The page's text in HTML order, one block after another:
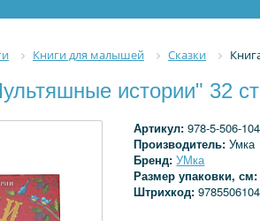
Книги для малышей Сказки
истории" 32
Артикул:978-5-506-
Производитель:Умка
Бренд:УМка
Размер упаковки,
Штрихкод: